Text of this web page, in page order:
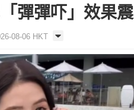
彈彈吓」效果
08-06 HKT